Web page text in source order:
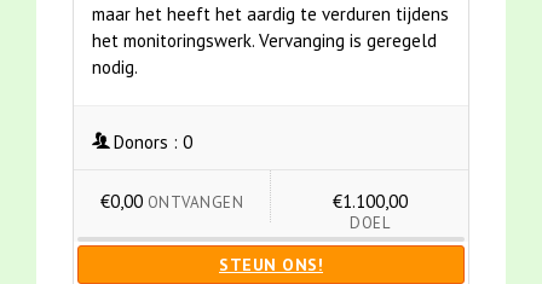
maar het heeft het aardig te verduren tijdens
het monitoringswerk. Vervanging is geregeld
nodig.
Donors : 0
€0,00 ONTVANGEN €1.100,00
DOEL
STEUN ONS!